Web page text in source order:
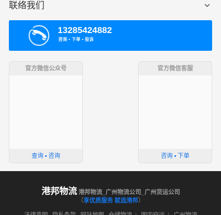
联络我们
13285424882
咨询 ▪ 下单 ▪ 投诉
官方微信公众号
查询 ▪ 咨询
官方微信客服
咨询 ▪ 下单
港邦物流港邦物流_广州物流公司_广州货运公司
（享优质服务 就选港邦）